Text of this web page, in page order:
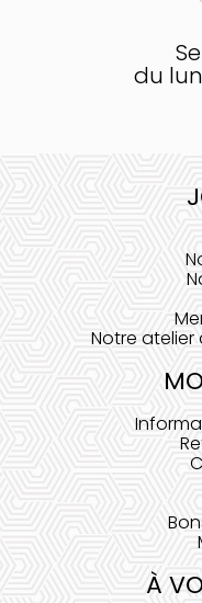
du
Notre atelier
À